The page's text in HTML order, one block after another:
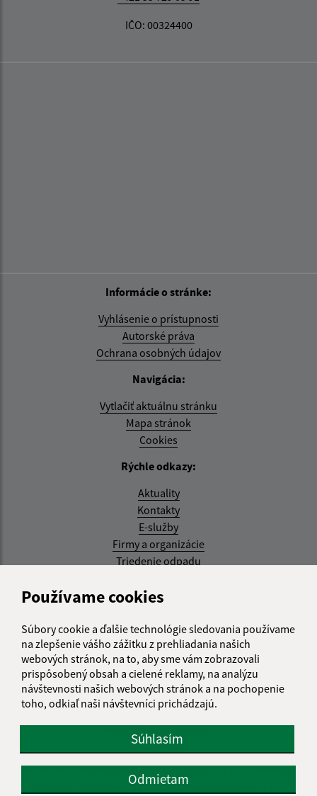
Používame cookies
Súbory cookie a ďalšie technológie sledovania používame
na zlepšenie vášho zážitku z prehliadania našich
webových stránok, na to, aby sme vám zobrazovali
prispôsobený obsah a cielené reklamy, na analýzu
návštevnosti našich webových stránok a na pochopenie
toho, odkiaľ naši návštevníci prichádzajú.
Súhlasím
Odmietam
IČO: 00324400
Informácie o stránke:
Vyhlásenie o prístupnosti
Autorské práva
Ochrana osobných údajov
Navigácia:
Vytlačiť aktuálnu stránku
Mapa stránok
Cookies
Rýchle odkazy:
Aktuality
Kontakty
E-služby
Firmy a organizácie
Triedenie odpadu
Aktualizované:
RSS
Správca obsahu:
Správca obsahu je Obec Kysak.
Vytvorené v súlade sJednotným dizajn manuálom
elektronických služieb.
web portál webhosting webex.digital, s.r.o.
domény
spoločnosť webex.digital, s.r.o.